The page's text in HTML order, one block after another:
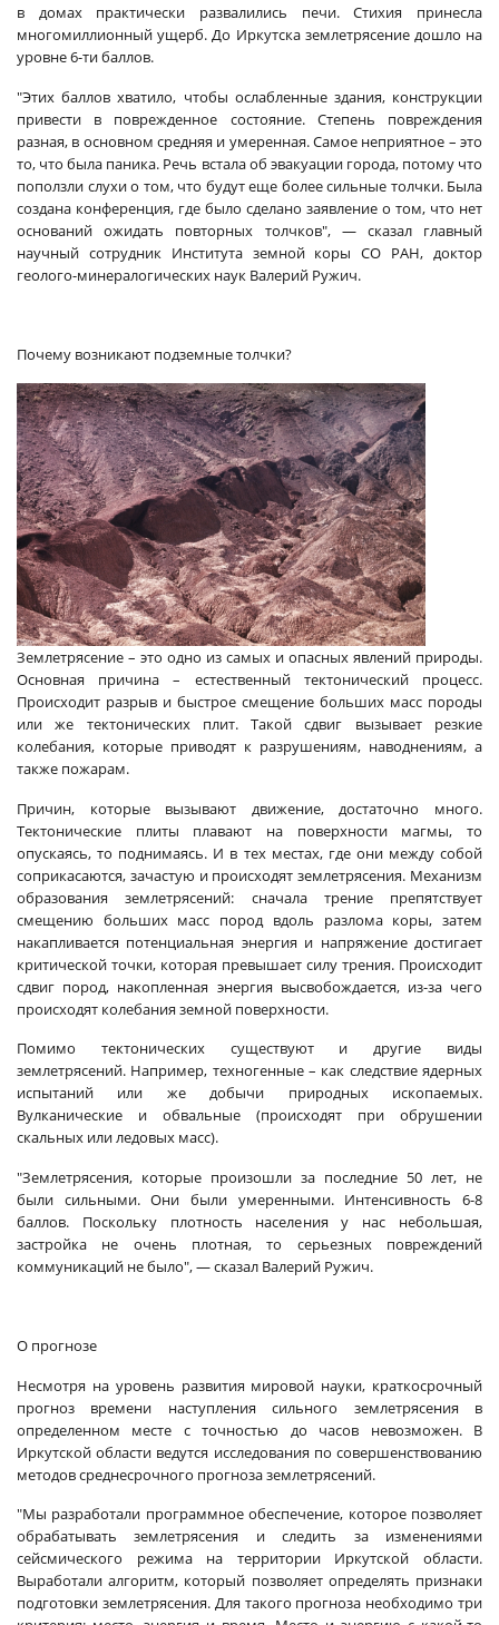
в домах практически развалились печи. Стихия принесла
многомиллионный ущерб. До Иркутска землетрясение дошло на
уровне 6-ти баллов.
"Этих баллов хватило, чтобы ослабленные здания, конструкции
привести в поврежденное состояние. Степень повреждения
разная, в основном средняя и умеренная. Самое неприятное – это
то, что была паника. Речь встала об эвакуации города, потому что
поползли слухи о том, что будут еще более сильные толчки. Была
создана конференция, где было сделано заявление о том, что нет
оснований ожидать повторных толчков", — сказал главный
научный сотрудник Института земной коры СО РАН, доктор
геолого-минералогических наук Валерий Ружич.
Почему возникают подземные толчки?
Землетрясение – это одно из самых и опасных явлений природы.
Основная причина – естественный тектонический процесс.
Происходит разрыв и быстрое смещение больших масс породы
или же тектонических плит. Такой сдвиг вызывает резкие
колебания, которые приводят к разрушениям, наводнениям, а
также пожарам.
Причин, которые вызывают движение, достаточно много.
Тектонические плиты плавают на поверхности магмы, то
опускаясь, то поднимаясь. И в тех местах, где они между собой
соприкасаются, зачастую и происходят землетрясения. Механизм
образования землетрясений: сначала трение препятствует
смещению больших масс пород вдоль разлома коры, затем
накапливается потенциальная энергия и напряжение достигает
критической точки, которая превышает силу трения. Происходит
сдвиг пород, накопленная энергия высвобождается, из-за чего
происходят колебания земной поверхности.
Помимо тектонических существуют и другие виды
землетрясений. Например, техногенные – как следствие ядерных
испытаний или же добычи природных ископаемых.
Вулканические и обвальные (происходят при обрушении
скальных или ледовых масс).
"Землетрясения, которые произошли за последние 50 лет, не
были сильными. Они были умеренными. Интенсивность 6-8
баллов. Поскольку плотность населения у нас небольшая,
застройка не очень плотная, то серьезных повреждений
коммуникаций не было", — сказал Валерий Ружич.
О прогнозе
Несмотря на уровень развития мировой науки, краткосрочный
прогноз времени наступления сильного землетрясения в
определенном месте с точностью до часов невозможен. В
Иркутской области ведутся исследования по совершенствованию
методов среднесрочного прогноза землетрясений.
"Мы разработали программное обеспечение, которое позволяет
обрабатывать землетрясения и следить за изменениями
сейсмического режима на территории Иркутской области.
Выработали алгоритм, который позволяет определять признаки
подготовки землетрясения. Для такого прогноза необходимо три